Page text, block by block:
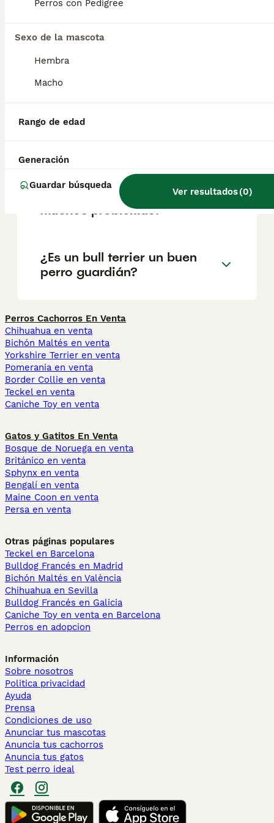
Perros con Pedigree
Sexo de la mascota
Hembra
Macho
Rango de edad
Generación
Guardar búsqueda
Ver resultados(0)
¿Cómo son los bull terrier de
¿Cuántos cachorros puede
¿Los bull terrier tienen
muchos problemas?
¿Es un bull terrier un buen
perro guardián?
Perros Cachorros En Venta
Chihuahua en venta
Bichón Maltés en venta
Yorkshire Terrier en venta
Pomerania en venta
Border Collie en venta
Teckel en venta
Caniche Toy en venta
Gatos y Gatitos En Venta
Bosque de Noruega en venta
Británico en venta
Sphynx en venta
Bengalí en venta
Maine Coon en venta
Persa en venta
Otras páginas populares
Teckel en Barcelona
Bulldog Francés en Madrid
Bichón Maltés en València
Chihuahua en Sevilla
Bulldog Francés en Galicia
Caniche Toy en venta en Barcelona
Perros en adopcion
Información
Sobre nosotros
Politica privacidad
Ayuda
Prensa
Condiciones de uso
Anunciar tus mascotas
Anuncia tus cachorros
Anuncia tus gatos
Test perro ideal